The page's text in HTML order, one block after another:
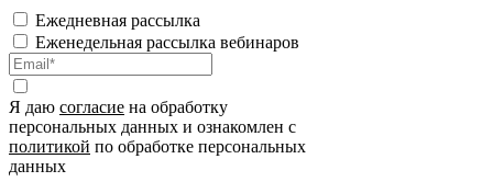
Ежедневная рассылка
Еженедельная рассылка вебинаров
Я даю согласие на обработку
персональных данных и ознакомлен с
политикой по обработке персональных
данных